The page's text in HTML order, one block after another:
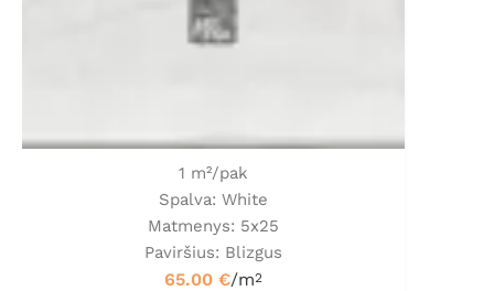
1 m²/pak
Spalva: White
Matmenys: 5x25
Paviršius: Blizgus
65.00 €/m2